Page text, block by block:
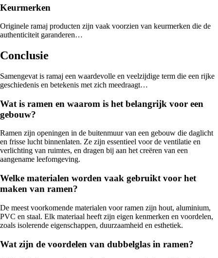
Keurmerken
Originele ramaj producten zijn vaak voorzien van keurmerken die de
authenticiteit garanderen…
Conclusie
Samengevat is ramaj een waardevolle en veelzijdige term die een rijke
geschiedenis en betekenis met zich meedraagt…
Wat is ramen en waarom is het belangrijk voor een
gebouw?
Ramen zijn openingen in de buitenmuur van een gebouw die daglicht
en frisse lucht binnenlaten. Ze zijn essentieel voor de ventilatie en
verlichting van ruimtes, en dragen bij aan het creëren van een
aangename leefomgeving.
Welke materialen worden vaak gebruikt voor het
maken van ramen?
De meest voorkomende materialen voor ramen zijn hout, aluminium,
PVC en staal. Elk materiaal heeft zijn eigen kenmerken en voordelen,
zoals isolerende eigenschappen, duurzaamheid en esthetiek.
Wat zijn de voordelen van dubbelglas in ramen?